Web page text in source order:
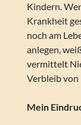
Kindern.
Krankheit
noch am
anlegen,
vermittelt
Verbleib
Mein